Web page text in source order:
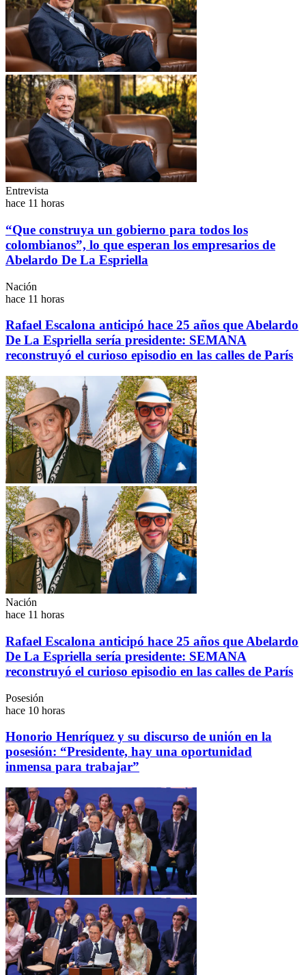
Entrevista
hace 11 horas
“Que construya un gobierno para todos los
colombianos”, lo que esperan los empresarios de
Abelardo De La Espriella
Nación
hace 11 horas
Rafael Escalona anticipó hace 25 años que Abelardo
De La Espriella sería presidente: SEMANA
reconstruyó el curioso episodio en las calles de París
Nación
hace 11 horas
Rafael Escalona anticipó hace 25 años que Abelardo
De La Espriella sería presidente: SEMANA
reconstruyó el curioso episodio en las calles de París
Posesión
hace 10 horas
Honorio Henríquez y su discurso de unión en la
posesión: “Presidente, hay una oportunidad
inmensa para trabajar”